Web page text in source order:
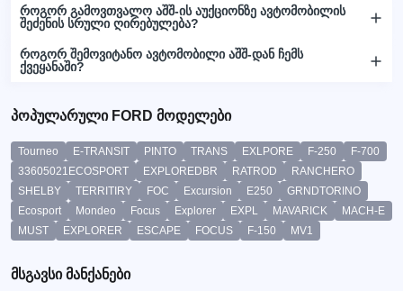
როგორ გამოვთვალო აშშ-ის აუქციონზე ავტომობილის
შეძენის სრული ღირებულება?
როგორ შემოვიტანო ავტომობილი აშშ-დან ჩემს
ქვეყანაში?
პოპულარული FORD მოდელები
Tourneo E-TRANSIT PINTO TRANS EXLPORE F-250
F-700
33605021ECOSPORT
EXPLOREDBR RATROD
RANCHERO
SHELBY
TERRITIRY FOC Excursion E250
GRNDTORINO
Ecosport
Mondeo Focus Explorer EXPL MAVARICK
MACH-E
MUST
EXPLORER ESCAPE FOCUS F-150 MV1
მსგავსი მანქანები